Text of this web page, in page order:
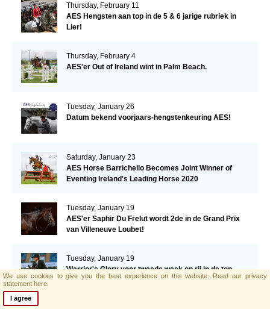
Thursday, February 11
AES Hengsten aan top in de 5 & 6 jarige rubriek in
Lier!
Thursday, February 4
AES'er Out of Ireland wint in Palm Beach.
Tuesday, January 26
Datum bekend voorjaars-hengstenkeuring AES!
Saturday, January 23
AES Horse Barrichello Becomes Joint Winner of
Eventing Ireland's Leading Horse 2020
Tuesday, January 19
AES'er Saphir Du Frelut wordt 2de in de Grand Prix
van Villeneuve Loubet!
Tuesday, January 19
Warrior's Glory voor tweede week op rij in de top
drie!
We use cookies to give you the best experience on this website. Read our privacy
statement here.
I agree